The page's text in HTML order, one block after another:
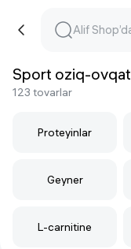
Sport oziq-ovqat
123 tovarlar
Proteyinlar
Geyner
L-carnitine